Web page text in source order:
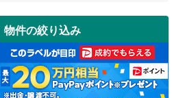
受
け
取
る
・
条
物件の絞り込み
香取郡神崎町(0)
山武郡九十九里町(75)
長生郡一宮町(9)